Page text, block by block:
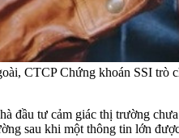
CTCP Chứng khoán SSI trò
đầu tư cảm giác thị trường
sau khi một thông tin lớn